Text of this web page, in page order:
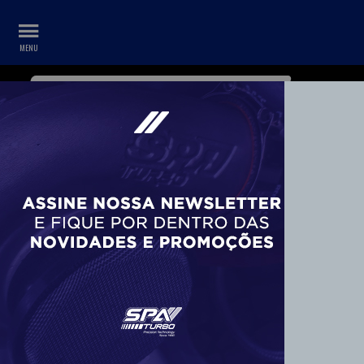
+55 11 99687-3840
COMANDO (1)
Montadora
Veja todas as opções
Tipo
Polia (1)